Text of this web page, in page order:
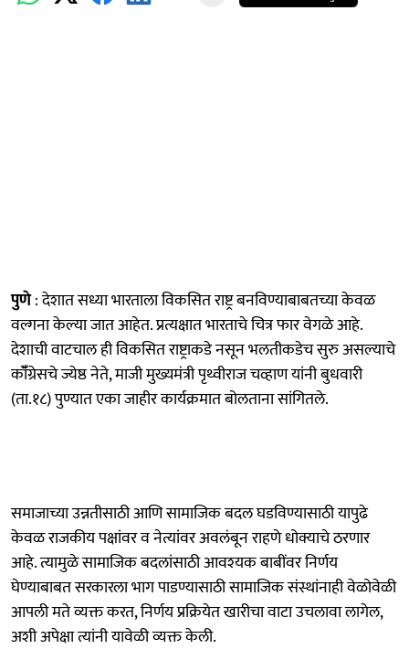
पुणे: देशात सध्या भारताला विकसित राष्ट्र बनविण्याबाबतच्या केवळ
वल्गना केल्या जात आहेत. प्रत्यक्षात भारताचे चित्र फार वेगळे आहे.
देशाची वाटचाल ही विकसित राष्ट्राकडे नसून भलतीकडेच सुरु असल्याचे
कॉँग्रेसचे ज्येष्ठ नेते, माजी मुख्यमंत्री पृथ्वीराज चव्हाण यांनी बुधवारी
(ता.१८) पुण्यात एका जाहीर कार्यक्रमात बोलताना सांगितले.
समाजाच्या उन्नतीसाठी आणि सामाजिक बदल घडविण्यासाठी यापुढे
केवळ राजकीय पक्षांवर व नेत्यांवर अवलंबून राहणे धोक्याचे ठरणार
आहे. त्यामुळे सामाजिक बदलांसाठी आवश्‍यक बाबींवर निर्णय
घेण्याबाबत सरकारला भाग पाडण्यासाठी सामाजिक संस्थांनाही वेळोवेळी
आपली मते व्यक्त करत, निर्णय प्रक्रियेत खारीचा वाटा उचलावा लागेल,
अशी अपेक्षा त्यांनी यावेळी व्यक्त केली.